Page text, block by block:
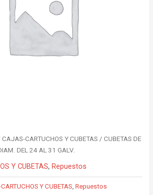
CAJAS-CARTUCHOS Y CUBETAS / CUBETAS DE
DEL 24 AL 31 GALV.
Y CUBETAS,Repuestos
Y CUBETAS ,Repuestos